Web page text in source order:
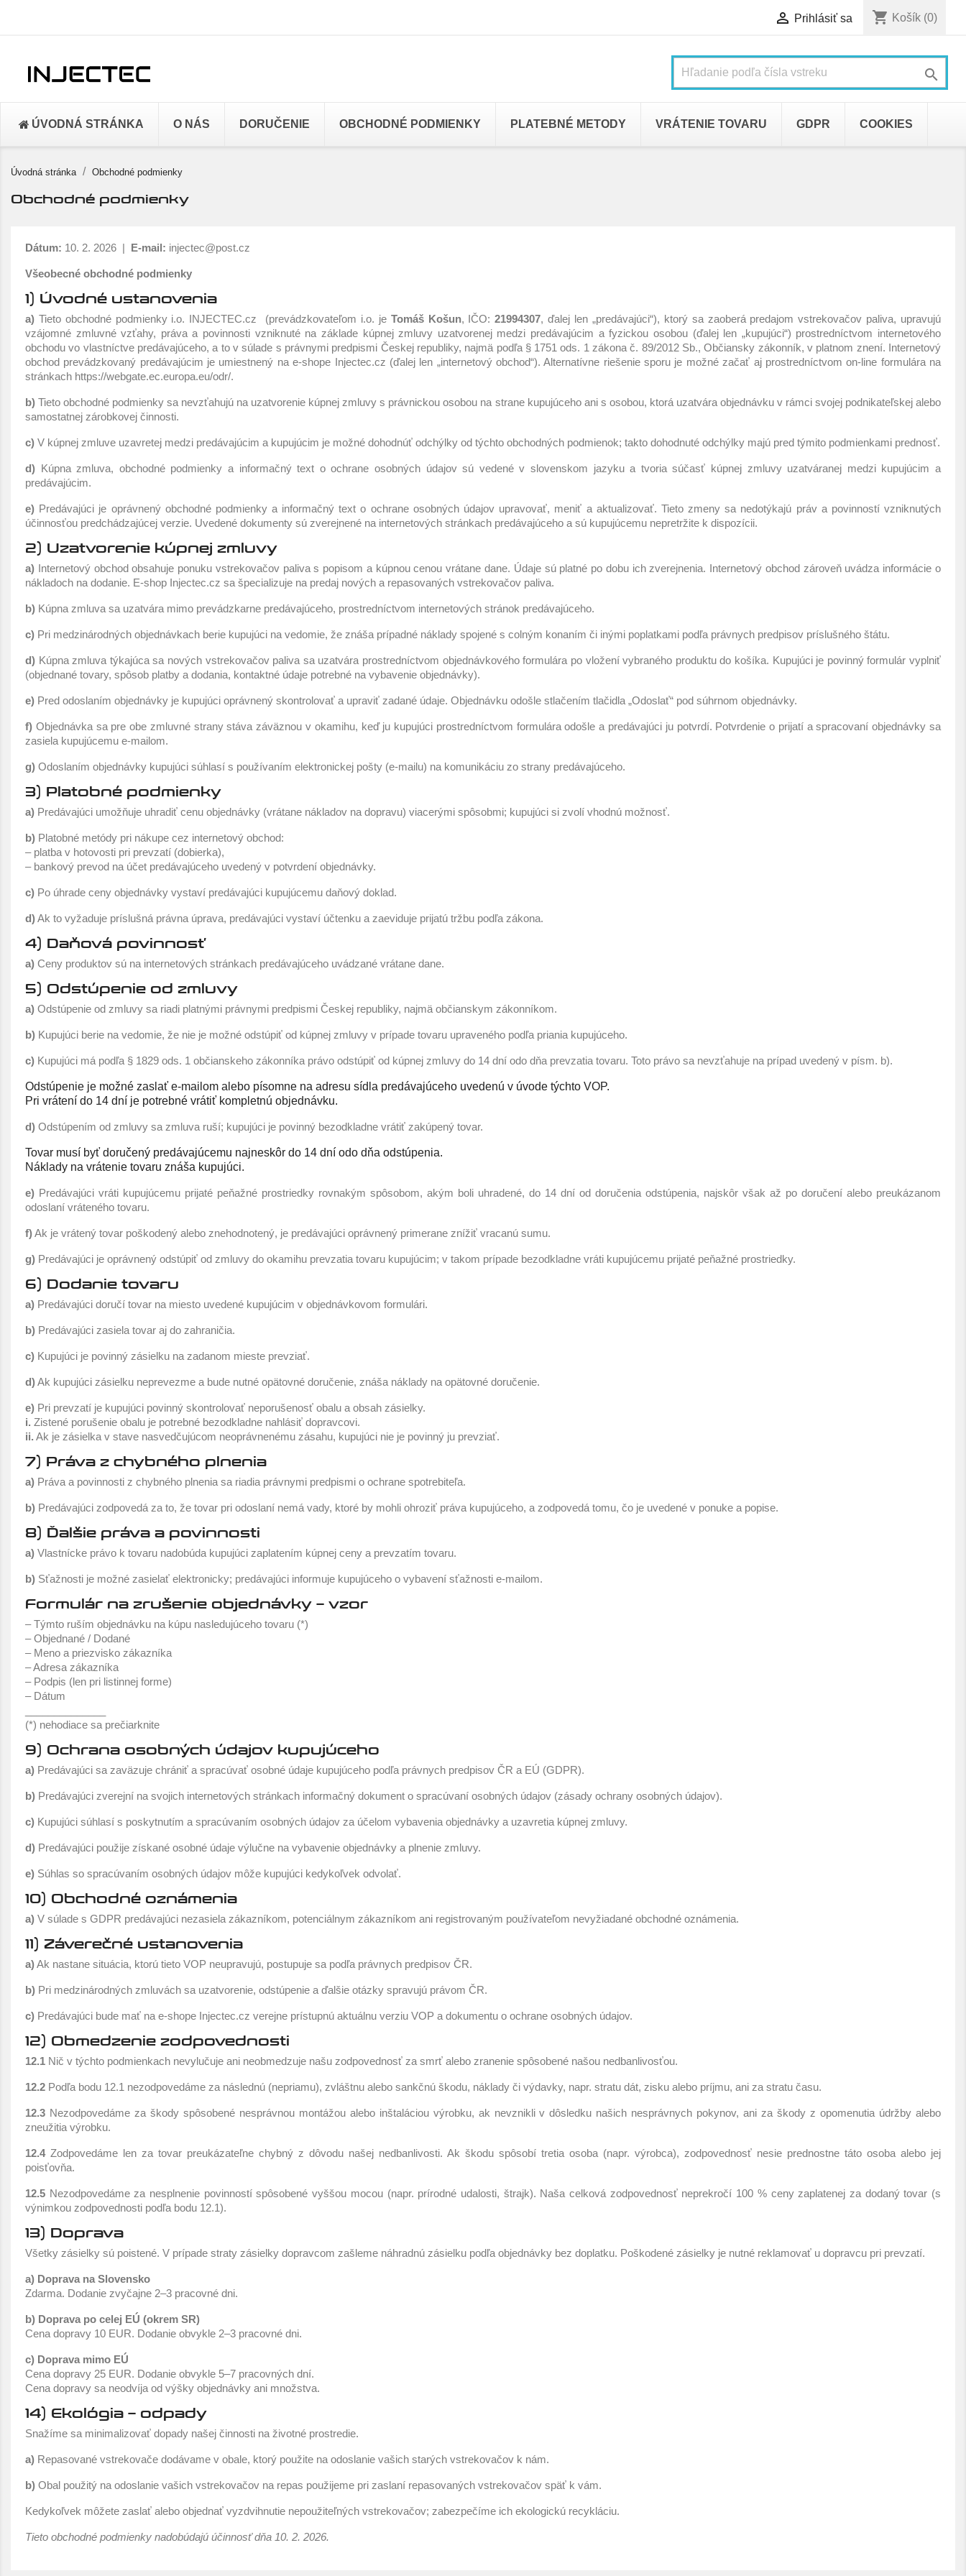
 Prihlásiť sa shopping_cart Košík (0)

ÚVODNÁ STRÁNKA O NÁS DORUČENIE OBCHODNÉ PODMIENKY PLATEBNÉ METODY VRÁTENIE TOVARU GDPR COOKIES
Úvodná stránka Obchodné podmienky
Obchodné podmienky
Dátum: 10. 2. 2026 | E-mail: injectec@post.cz
Všeobecné obchodné podmienky
1) Úvodné ustanovenia
a) Tieto obchodné podmienky i.o. INJECTEC.cz (prevádzkovateľom i.o. je Tomáš Košun, IČO:21994307, ďalej len „predávajúci“), ktorý sa zaoberá predajom vstrekovačov paliva, upravujú
vzájomné zmluvné vzťahy, práva a povinnosti vzniknuté na základe kúpnej zmluvy uzatvorenej medzi predávajúcim a fyzickou osobou (ďalej len „kupujúci“) prostredníctvom internetového
obchodu vo vlastníctve predávajúceho, a to v súlade s právnymi predpismi Českej republiky, najmä podľa § 1751 ods. 1 zákona č. 89/2012 Sb., Občiansky zákonník, v platnom znení. Internetový
obchod prevádzkovaný predávajúcim je umiestnený na e-shope Injectec.cz (ďalej len „internetový obchod“). Alternatívne riešenie sporu je možné začať aj prostredníctvom on-line formulára na
stránkach https://webgate.ec.europa.eu/odr/.
b) Tieto obchodné podmienky sa nevzťahujú na uzatvorenie kúpnej zmluvy s právnickou osobou na strane kupujúceho ani s osobou, ktorá uzatvára objednávku v rámci svojej podnikateľskej alebo
samostatnej zárobkovej činnosti.
c) V kúpnej zmluve uzavretej medzi predávajúcim a kupujúcim je možné dohodnúť odchýlky od týchto obchodných podmienok; takto dohodnuté odchýlky majú pred týmito podmienkami prednosť.
d) Kúpna zmluva, obchodné podmienky a informačný text o ochrane osobných údajov sú vedené v slovenskom jazyku a tvoria súčasť kúpnej zmluvy uzatváranej medzi kupujúcim a
predávajúcim.
e) Predávajúci je oprávnený obchodné podmienky a informačný text o ochrane osobných údajov upravovať, meniť a aktualizovať. Tieto zmeny sa nedotýkajú práv a povinností vzniknutých
účinnosťou predchádzajúcej verzie. Uvedené dokumenty sú zverejnené na internetových stránkach predávajúceho a sú kupujúcemu nepretržite k dispozícii.
2) Uzatvorenie kúpnej zmluvy
a) Internetový obchod obsahuje ponuku vstrekovačov paliva s popisom a kúpnou cenou vrátane dane. Údaje sú platné po dobu ich zverejnenia. Internetový obchod zároveň uvádza informácie o
nákladoch na dodanie. E-shop Injectec.cz sa špecializuje na predaj nových a repasovaných vstrekovačov paliva.
b) Kúpna zmluva sa uzatvára mimo prevádzkarne predávajúceho, prostredníctvom internetových stránok predávajúceho.
c) Pri medzinárodných objednávkach berie kupujúci na vedomie, že znáša prípadné náklady spojené s colným konaním či inými poplatkami podľa právnych predpisov príslušného štátu.
d) Kúpna zmluva týkajúca sa nových vstrekovačov paliva sa uzatvára prostredníctvom objednávkového formulára po vložení vybraného produktu do košíka. Kupujúci je povinný formulár vyplniť
(objednané tovary, spôsob platby a dodania, kontaktné údaje potrebné na vybavenie objednávky).
e) Pred odoslaním objednávky je kupujúci oprávnený skontrolovať a upraviť zadané údaje. Objednávku odošle stlačením tlačidla „Odoslať“ pod súhrnom objednávky.
f) Objednávka sa pre obe zmluvné strany stáva záväznou v okamihu, keď ju kupujúci prostredníctvom formulára odošle a predávajúci ju potvrdí. Potvrdenie o prijatí a spracovaní objednávky sa
zasiela kupujúcemu e-mailom.
g) Odoslaním objednávky kupujúci súhlasí s používaním elektronickej pošty (e-mailu) na komunikáciu zo strany predávajúceho.
3) Platobné podmienky
a) Predávajúci umožňuje uhradiť cenu objednávky (vrátane nákladov na dopravu) viacerými spôsobmi; kupujúci si zvolí vhodnú možnosť.
b) Platobné metódy pri nákupe cez internetový obchod:
– platba v hotovosti pri prevzatí (dobierka),
– bankový prevod na účet predávajúceho uvedený v potvrdení objednávky.
c) Po úhrade ceny objednávky vystaví predávajúci kupujúcemu daňový doklad.
d)Ak to vyžaduje príslušná právna úprava, predávajúci vystaví účtenku a zaeviduje prijatú tržbu podľa zákona.
4) Daňová povinnosť
a) Ceny produktov sú na internetových stránkach predávajúceho uvádzané vrátane dane.
5) Odstúpenie od zmluvy
a) Odstúpenie od zmluvy sa riadi platnými právnymi predpismi Českej republiky, najmä občianskym zákonníkom.
b) Kupujúci berie na vedomie, že nie je možné odstúpiť od kúpnej zmluvy v prípade tovaru upraveného podľa priania kupujúceho.
c) Kupujúci má podľa § 1829 ods. 1 občianskeho zákonníka právo odstúpiť od kúpnej zmluvy do 14 dní odo dňa prevzatia tovaru. Toto právo sa nevzťahuje na prípad uvedený v písm. b).
Odstúpenie je možné zaslať e-mailom alebo písomne na adresu sídla predávajúceho uvedenú v úvode týchto VOP.
Pri vrátení do 14 dní je potrebné vrátiť kompletnú objednávku.
d) Odstúpením od zmluvy sa zmluva ruší; kupujúci je povinný bezodkladne vrátiť zakúpený tovar.
Tovar musí byť doručený predávajúcemu najneskôr do 14 dní odo dňa odstúpenia.
Náklady na vrátenie tovaru znáša kupujúci.
e) Predávajúci vráti kupujúcemu prijaté peňažné prostriedky rovnakým spôsobom, akým boli uhradené, do 14 dní od doručenia odstúpenia, najskôr však až po doručení alebo preukázanom
odoslaní vráteného tovaru.
f)Ak je vrátený tovar poškodený alebo znehodnotený, je predávajúci oprávnený primerane znížiť vracanú sumu.
g) Predávajúci je oprávnený odstúpiť od zmluvy do okamihu prevzatia tovaru kupujúcim; v takom prípade bezodkladne vráti kupujúcemu prijaté peňažné prostriedky.
6) Dodanie tovaru
a) Predávajúci doručí tovar na miesto uvedené kupujúcim v objednávkovom formulári.
b) Predávajúci zasiela tovar aj do zahraničia.
c) Kupujúci je povinný zásielku na zadanom mieste prevziať.
d)Ak kupujúci zásielku neprevezme a bude nutné opätovné doručenie, znáša náklady na opätovné doručenie.
e) Pri prevzatí je kupujúci povinný skontrolovať neporušenosť obalu a obsah zásielky.
i. Zistené porušenie obalu je potrebné bezodkladne nahlásiť dopravcovi.
ii. Ak je zásielka v stave nasvedčujúcom neoprávnenému zásahu, kupujúci nie je povinný ju prevziať.
7) Práva z chybného plnenia
a) Práva a povinnosti z chybného plnenia sa riadia právnymi predpismi o ochrane spotrebiteľa.
b) Predávajúci zodpovedá za to, že tovar pri odoslaní nemá vady, ktoré by mohli ohroziť práva kupujúceho, a zodpovedá tomu, čo je uvedené v ponuke a popise.
8) Ďalšie práva a povinnosti
a) Vlastnícke právo k tovaru nadobúda kupujúci zaplatením kúpnej ceny a prevzatím tovaru.
b) Sťažnosti je možné zasielať elektronicky; predávajúci informuje kupujúceho o vybavení sťažnosti e-mailom.
Formulár na zrušenie objednávky – vzor
– Týmto ruším objednávku na kúpu nasledujúceho tovaru (*)
– Objednané / Dodané
– Meno a priezvisko zákazníka
– Adresa zákazníka
– Podpis (len pri listinnej forme)
– Dátum
(*) nehodiace sa prečiarknite
9) Ochrana osobných údajov kupujúceho
a) Predávajúci sa zaväzuje chrániť a spracúvať osobné údaje kupujúceho podľa právnych predpisov ČR a EÚ (GDPR).
b) Predávajúci zverejní na svojich internetových stránkach informačný dokument o spracúvaní osobných údajov (zásady ochrany osobných údajov).
c) Kupujúci súhlasí s poskytnutím a spracúvaním osobných údajov za účelom vybavenia objednávky a uzavretia kúpnej zmluvy.
d) Predávajúci použije získané osobné údaje výlučne na vybavenie objednávky a plnenie zmluvy.
e) Súhlas so spracúvaním osobných údajov môže kupujúci kedykoľvek odvolať.
10) Obchodné oznámenia
a) V súlade s GDPR predávajúci nezasiela zákazníkom, potenciálnym zákazníkom ani registrovaným používateľom nevyžiadané obchodné oznámenia.
11) Záverečné ustanovenia
a)Ak nastane situácia, ktorú tieto VOP neupravujú, postupuje sa podľa právnych predpisov ČR.
b) Pri medzinárodných zmluvách sa uzatvorenie, odstúpenie a ďalšie otázky spravujú právom ČR.
c) Predávajúci bude mať na e-shope Injectec.cz verejne prístupnú aktuálnu verziu VOP a dokumentu o ochrane osobných údajov.
12) Obmedzenie zodpovednosti
12.1 Nič v týchto podmienkach nevylučuje ani neobmedzuje našu zodpovednosť za smrť alebo zranenie spôsobené našou nedbanlivosťou.
12.2 Podľa bodu 12.1 nezodpovedáme za následnú (nepriamu), zvláštnu alebo sankčnú škodu, náklady či výdavky, napr. stratu dát, zisku alebo príjmu, ani za stratu času.
12.3 Nezodpovedáme za škody spôsobené nesprávnou montážou alebo inštaláciou výrobku, ak nevznikli v dôsledku našich nesprávnych pokynov, ani za škody z opomenutia údržby alebo
zneužitia výrobku.
12.4Zodpovedáme len za tovar preukázateľne chybný z dôvodu našej nedbanlivosti. Ak škodu spôsobí tretia osoba (napr. výrobca), zodpovednosť nesie prednostne táto osoba alebo jej
poisťovňa.
12.5 Nezodpovedáme za nesplnenie povinností spôsobené vyššou mocou (napr. prírodné udalosti, štrajk). Naša celková zodpovednosť neprekročí 100 % ceny zaplatenej za dodaný tovar (s
výnimkou zodpovednosti podľa bodu 12.1).
13) Doprava
Všetky zásielky sú poistené. V prípade straty zásielky dopravcom zašleme náhradnú zásielku podľa objednávky bez doplatku. Poškodené zásielky je nutné reklamovať u dopravcu pri prevzatí.
a) Doprava na Slovensko
Zdarma. Dodanie zvyčajne 2–3 pracovné dni.
b) Doprava po celej EÚ (okrem SR)
Cena dopravy 10 EUR. Dodanie obvykle 2–3 pracovné dni.
c) Doprava mimo EÚ
Cena dopravy 25 EUR. Dodanie obvykle 5–7 pracovných dní.
Cena dopravy sa neodvíja od výšky objednávky ani množstva.
14) Ekológia – odpady
Snažíme sa minimalizovať dopady našej činnosti na životné prostredie.
a) Repasované vstrekovače dodávame v obale, ktorý použite na odoslanie vašich starých vstrekovačov k nám.
b) Obal použitý na odoslanie vašich vstrekovačov na repas použijeme pri zaslaní repasovaných vstrekovačov späť k vám.
Kedykoľvek môžete zaslať alebo objednať vyzdvihnutie nepoužiteľných vstrekovačov; zabezpečíme ich ekologickú recykláciu.
Tieto obchodné podmienky nadobúdajú účinnosť dňa 10. 2. 2026.